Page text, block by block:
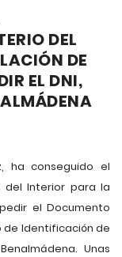
DEL
DE
EL DNI,
ha conseguido el
del Interior para la
el Documento
de Identificación de
Unas